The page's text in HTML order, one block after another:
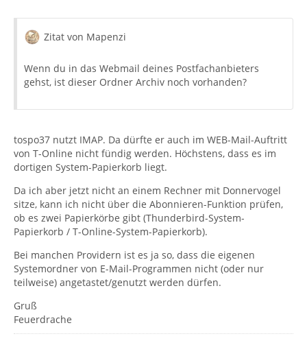
Zitat von Mapenzi
Wenn du in das Webmail deines Postfachanbieters
gehst, ist dieser Ordner Archiv noch vorhanden?
tospo37 nutzt IMAP. Da dürfte er auch im WEB-Mail-Auftritt
von T-Online nicht fündig werden. Höchstens, dass es im
dortigen System-Papierkorb liegt.
Da ich aber jetzt nicht an einem Rechner mit Donnervogel
sitze, kann ich nicht über die Abonnieren-Funktion prüfen,
ob es zwei Papierkörbe gibt (Thunderbird-System-
Papierkorb / T-Online-System-Papierkorb).
Bei manchen Providern ist es ja so, dass die eigenen
Systemordner von E-Mail-Programmen nicht (oder nur
teilweise) angetastet/genutzt werden dürfen.
Gruß
Feuerdrache